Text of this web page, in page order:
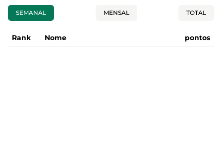
SEMANAL MENSAL TOTAL
Rank Nome pontos